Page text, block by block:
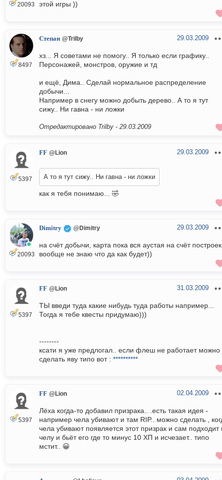
20093 этой игры ))
8497
Степан @Trilby 29.03.2009
хз... Я советами не помогу.. Я только если графику..
Персонажей, монстров, оружие и тд
и ещё, Дима.. Сделай нормальное распределение
добычи...
Например в снегу можно добыть дерево.. А то я тут
сижу.. Ни гавна - ни ложки
Отредактировано Trilby - 29.03.2009
5397
FF @Lion 29.03.2009
А то я тут сижу.. Ни гавна - ни ложки
как я тебя понимаю... 🤣
20093
Dimitry @Dimitry 29.03.2009
на счёт добычи, карта пока вся аустая на счёт построек
вообще не знаю что да как будет))
5397
FF @Lion 31.03.2009
ТЫ введи туда какие нибудь туда работы например...
Тогда я тебе квесты придумаю)))
--------
ксати я уже предлогал.. если флеш не работает можно
сделать яву типо вот : **********
5397
FF @Lion 02.04.2009
Лёха когда-то добавил призрака.. .есть такая идея -
например чела убивают и там RIP.. можно сделать ,
чела убивают появляется этот призрак и сам подходит
челу и бьёт его где то минус 10 ХП и исчезает.. типо
мстит.. 😀